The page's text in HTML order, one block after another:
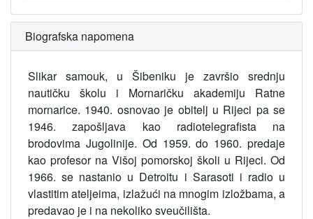
Biografska napomena
Slikar samouk, u Šibeniku je završio srednju
nautičku školu i Mornaričku akademiju Ratne
mornarice. 1940. osnovao je obitelj u Rijeci pa se
1946. zapošljava kao radiotelegrafista na
brodovima Jugolinije. Od 1959. do 1960. predaje
kao profesor na Višoj pomorskoj školi u Rijeci. Od
1966. se nastanio u Detroitu i Sarasoti i radio u
vlastitim ateljeima, izlažući na mnogim izložbama, a
predavao je i na nekoliko sveučilišta.